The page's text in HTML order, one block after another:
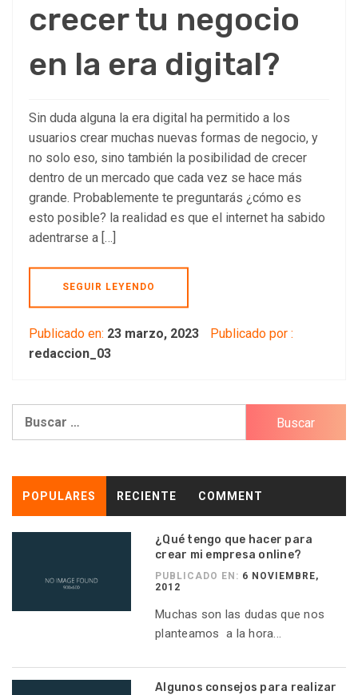
crecer tu negocio
en la era digital?
Sin duda alguna la era digital ha permitido a los
usuarios crear muchas nuevas formas de negocio, y
no solo eso, sino también la posibilidad de crecer
dentro de un mercado que cada vez se hace más
grande. Probablemente te preguntarás ¿cómo es
esto posible? la realidad es que el internet ha sabido
adentrarse a […]
SEGUIR LEYENDO
Publicado en: 23 marzo, 2023
Publicado por :
redaccion_03
POPULARES RECIENTE COMMENT
¿Qué tengo que hacer para
crear mi empresa online?
PUBLICADO EN: 6 NOVIEMBRE,
2012
Muchas son las dudas que nos
planteamos a la hora...
Algunos consejos para realizar